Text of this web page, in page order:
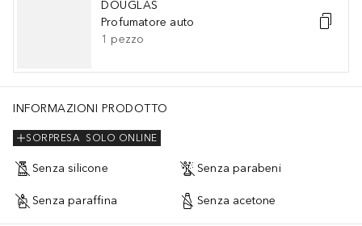
DOUGLAS
Profumatore auto
1 pezzo
INFORMAZIONI PRODOTTO
SOLO ONLINE
SORPRESA
Senza silicone Senza parabeni
Senza paraffina Senza acetone